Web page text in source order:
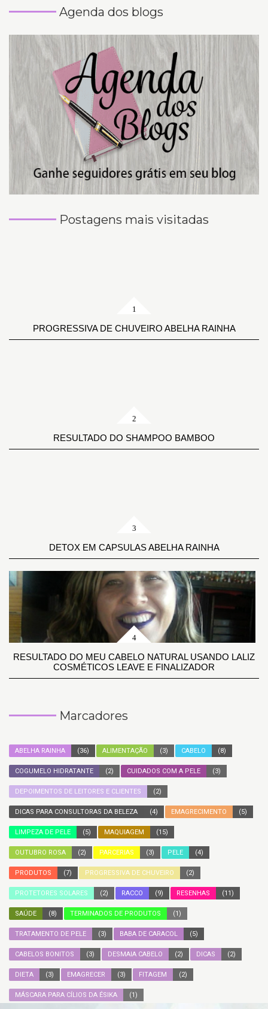
Agenda dos blogs
Postagens mais visitadas
PROGRESSIVA DE CHUVEIRO ABELHA RAINHA
RESULTADO DO SHAMPOO BAMBOO
DETOX EM CAPSULAS ABELHA RAINHA
RESULTADO DO MEU CABELO NATURAL USANDO LALIZ
COSMÉTICOS LEAVE E FINALIZADOR
Marcadores
ABELHA RAINHA (36) ALIMENTAÇÃO (3) CABELO (8)
COGUMELO HIDRATANTE (2) CUIDADOS COM A PELE (3)
DEPOIMENTOS DE LEITORES E CLIENTES (2)
DICAS PARA CONSULTORAS DA BELEZA (4) EMAGRECIMENTO (5)
LIMPEZA DE PELE (5) MAQUIAGEM (15)
OUTUBRO ROSA (2) PARCERIAS (3) PELE (4)
PRODUTOS (7) PROGRESSIVA DE CHUVEIRO (2)
PROTETORES SOLARES (2) RACCO (9) RESENHAS (11)
SAÚDE (8) TERMINADOS DE PRODUTOS (1)
TRATAMENTO DE PELE (3) BABA DE CARACOL (5)
CABELOS BONITOS (3) DESMAIA CABELO (2) DICAS (2)
DIETA (3) EMAGRECER (3) FITAGEM (2)
MÁSCARA PARA CÍLIOS DA ÉSIKA (1)